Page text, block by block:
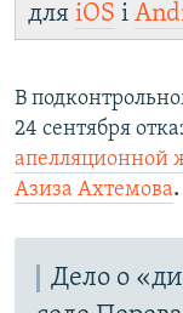
для iOS і
В
24 сентября
апелляционной
Азиза Ахтемова.
Дело о